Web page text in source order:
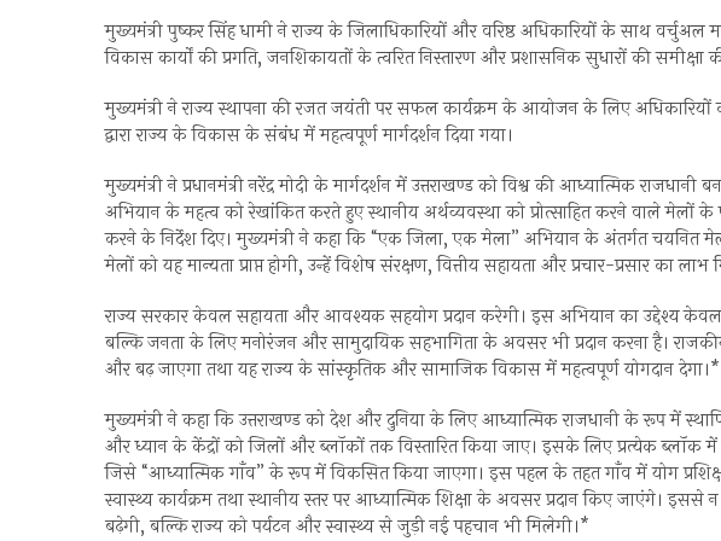
मुख्यमंत्री पुष्कर सिंह धामी ने राज्य के जिलाधिकारियों और वरिष्ठ अधिकारियों के साथ
विकास कार्यों की प्रगति, जनशिकायतों के त्वरित निस्तारण और प्रशासनिक सुधारों की समीक्षा
मुख्यमंत्री ने राज्य स्थापना की रजत जयंती पर सफल कार्यक्रम के आयोजन के लिए अधिकारियों को
द्वारा राज्य के विकास के संबंध में महत्वपूर्ण मार्गदर्शन दिया गया।
मुख्यमंत्री ने प्रधानमंत्री नरेंद्र मोदी के मार्गदर्शन में उत्तराखण्ड को विश्व की आध्यात्मिक
अभियान के महत्व को रेखांकित करते हुए स्थानीय अर्थव्यवस्था को प्रोत्साहित करने वाले
करने के निर्देश दिए। मुख्यमंत्री ने कहा कि “एक जिला, एक मेला” अभियान के अंतर्गत चयनित
मेलों को यह मान्यता प्राप्त होगी, उन्हें विशेष संरक्षण, वित्तीय सहायता और प्रचार-प्रसार का
राज्य सरकार केवल सहायता और आवश्यक सहयोग प्रदान करेगी। इस अभियान का उद्देश्य
बल्कि जनता के लिए मनोरंजन और सामुदायिक सहभागिता के अवसर भी प्रदान करना है।
और बढ़ जाएगा तथा यह राज्य के सांस्कृतिक और सामाजिक विकास में महत्वपूर्ण योगदान देगा।*
मुख्यमंत्री ने कहा कि उत्तराखण्ड को देश और दुनिया के लिए आध्यात्मिक राजधानी के रूप में
और ध्यान के केंद्रों को जिलों और ब्लॉकों तक विस्तारित किया जाए। इसके लिए प्रत्येक
जिसे “आध्यात्मिक गाँव” के रूप में विकसित किया जाएगा। इस पहल के तहत गाँव में योग
स्वास्थ्य कार्यक्रम तथा स्थानीय स्तर पर आध्यात्मिक शिक्षा के अवसर प्रदान किए जाएंगे।
बढ़ेगी, बल्कि राज्य को पर्यटन और स्वास्थ्य से जुड़ी नई पहचान भी मिलेगी।*